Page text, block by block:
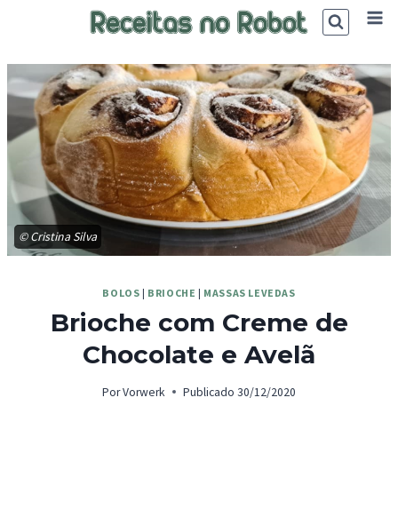
© Cristina Silva
BOLOS | BRIOCHE | MASSAS LEVEDAS
Brioche com Creme de
Chocolate e Avelã
PorVorwerk Publicado 30/12/2020